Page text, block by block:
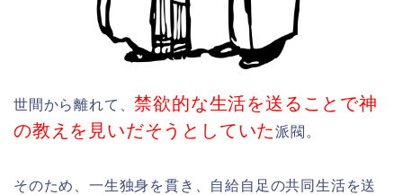
世間から離れて、禁欲的な生活を送ることで神
の教えを見いだそうとしていた派閥。
そのため、一生独身を貫き、自給自足の共同生活を送